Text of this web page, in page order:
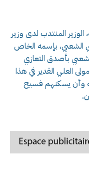
المنتدب لدى وزير
الشعبي، بإسمه الخاص
بأصدق التعازي
العلي القدير في هذا
وأن يسكنهم فسيح